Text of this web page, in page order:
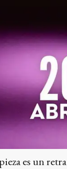
es un